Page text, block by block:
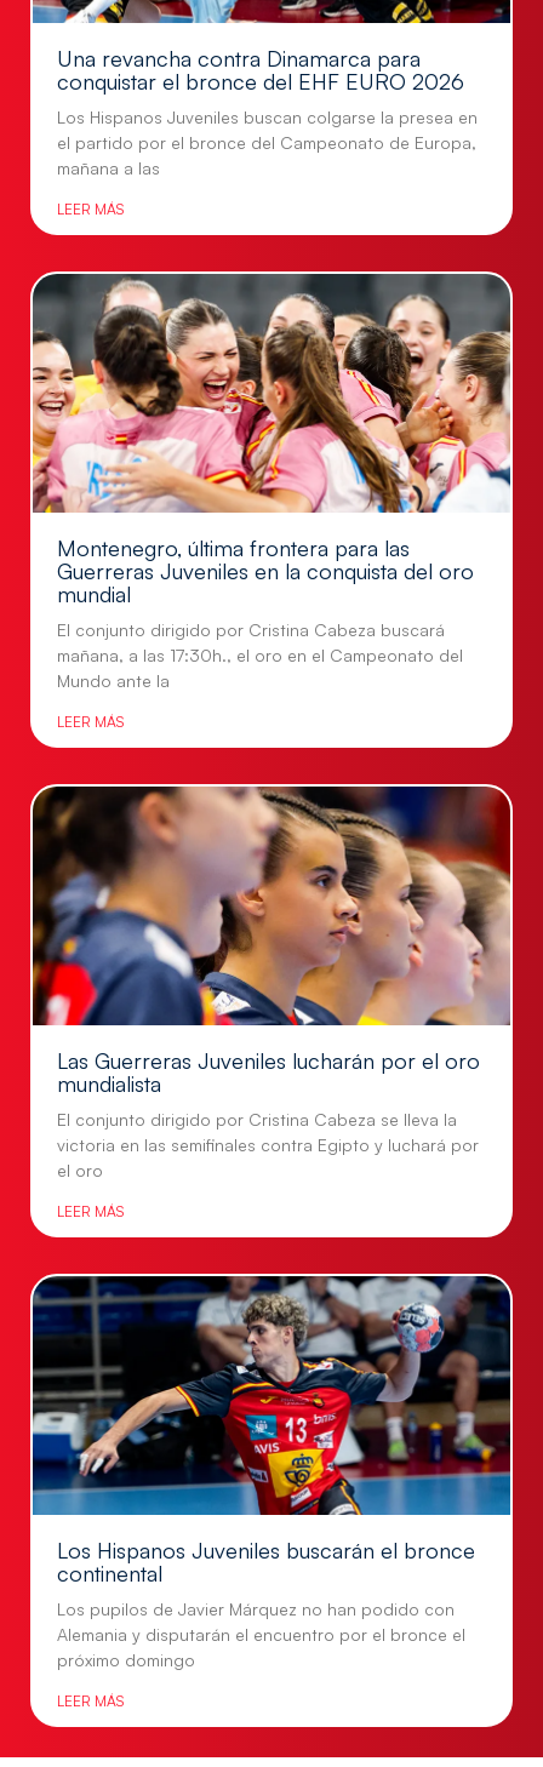
Una revancha contra Dinamarca para
conquistar el bronce del EHF EURO 2026
Los Hispanos Juveniles buscan colgarse la presea en
el partido por el bronce del Campeonato de Europa,
mañana a las
LEER MÁS
Montenegro, última frontera para las
Guerreras Juveniles en la conquista del oro
mundial
El conjunto dirigido por Cristina Cabeza buscará
mañana, a las 17:30h., el oro en el Campeonato del
Mundo ante la
LEER MÁS
Las Guerreras Juveniles lucharán por el oro
mundialista
El conjunto dirigido por Cristina Cabeza se lleva la
victoria en las semifinales contra Egipto y luchará por
el oro
LEER MÁS
Los Hispanos Juveniles buscarán el bronce
continental
Los pupilos de Javier Márquez no han podido con
Alemania y disputarán el encuentro por el bronce el
próximo domingo
LEER MÁS